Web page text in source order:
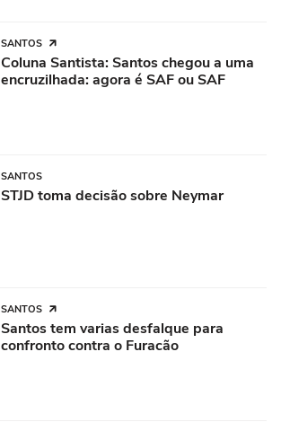
SANTOS
Coluna Santista: Santos chegou a uma
encruzilhada: agora é SAF ou SAF
SANTOS
STJD toma decisão sobre Neymar
SANTOS
Santos tem varias desfalque para
confronto contra o Furacão